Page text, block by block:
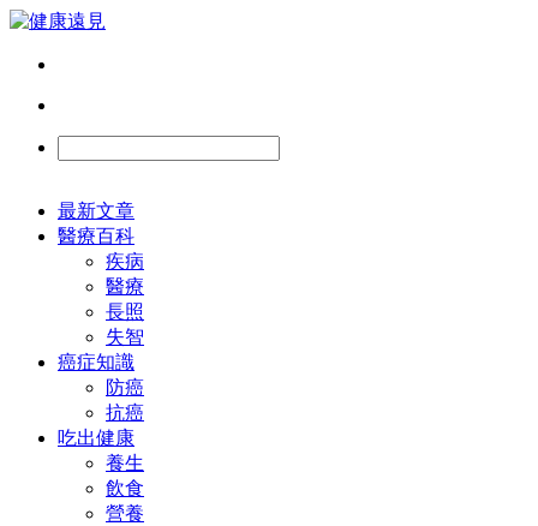
最新文章
醫療百科
疾病
醫療
長照
失智
癌症知識
防癌
抗癌
吃出健康
養生
飲食
營養